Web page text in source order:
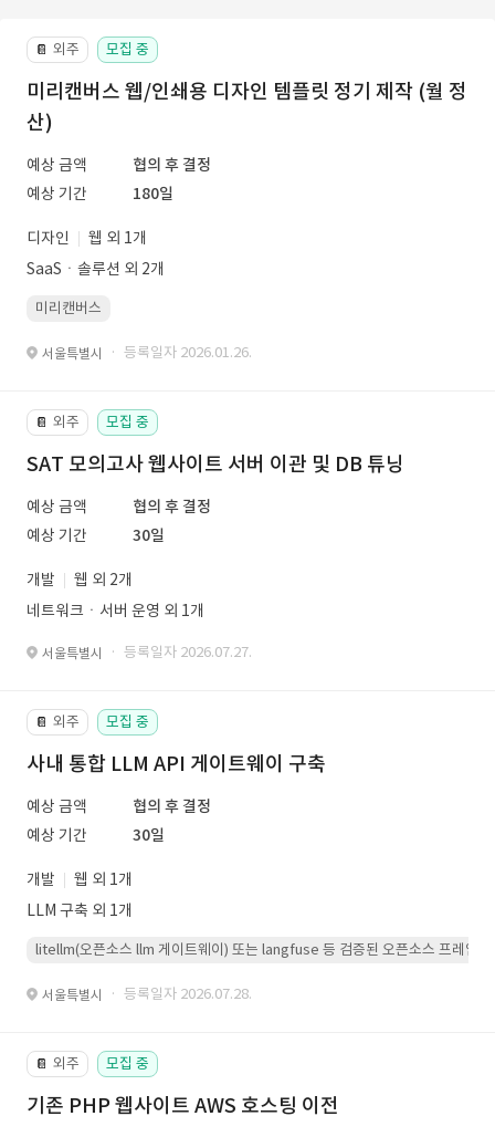
📔 외주 모집 중
미리캔버스 웹/인쇄용 디자인 템플릿 정기 제작 (월 정
산)
예상 금액
협의 후 결정
예상 기간
180일
디자인
웹 외 1개
SaaSㆍ솔루션 외 2개
미리캔버스
서울특별시 · 등록일자 2026.01.26.
📔 외주 모집 중
SAT 모의고사 웹사이트 서버 이관 및 DB 튜닝
예상 금액
협의 후 결정
예상 기간
30일
개발
웹 외 2개
네트워크ㆍ서버 운영 외 1개
서울특별시 · 등록일자 2026.07.27.
📔 외주 모집 중
사내 통합 LLM API 게이트웨이 구축
예상 금액
협의 후 결정
예상 기간
30일
개발
웹 외 1개
LLM 구축 외 1개
litellm(오픈소스 llm 게이트웨이) 또는 langfuse 등 검증된 오픈소스 프레임워
서울특별시 · 등록일자 2026.07.28.
📔 외주 모집 중
기존 PHP 웹사이트 AWS 호스팅 이전